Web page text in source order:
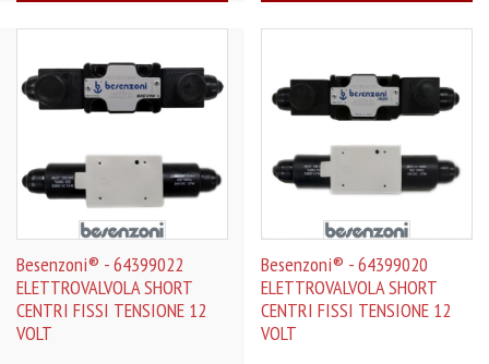
Besenzoni® - 64399022
ELETTROVALVOLA SHORT
CENTRI FISSI TENSIONE 12
VOLT
Besenzoni® - 64399020
ELETTROVALVOLA SHORT
CENTRI FISSI TENSIONE 12
VOLT